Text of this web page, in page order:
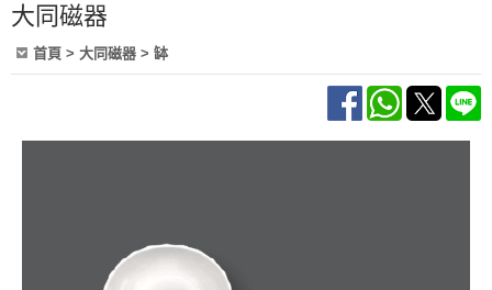
大同磁器
首頁 > 大同磁器 > 缽